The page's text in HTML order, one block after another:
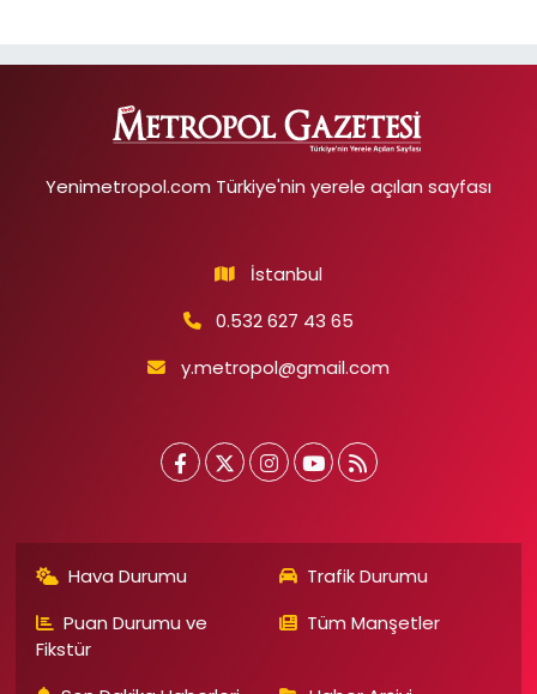
Yenimetropol.com Türkiye'nin yerele açılan sayfası
İstanbul
0.532 627 43 65
y.metropol@gmail.com
Hava Durumu
Trafik Durumu
Puan Durumu ve
Fikstür
Tüm Manşetler